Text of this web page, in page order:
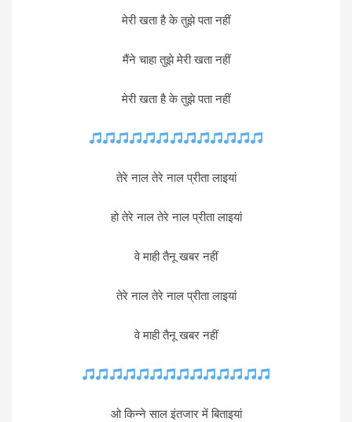
मेरी खता है के तुझे पता नहीं
मैंने चाहा तुझे मेरी खता नहीं
मेरी खता है के तुझे पता नहीं
तेरे नाल तेरे नाल प्रीता लाइयां
हो तेरे नाल तेरे नाल प्रीता लाइयां
वे माही तैनू खबर नहीं
तेरे नाल तेरे नाल प्रीता लाइयां
वे माही तैनू खबर नहीं
ओ किन्ने साल इंतजार में बिताइयां